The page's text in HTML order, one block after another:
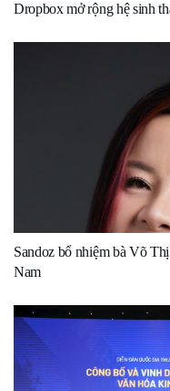
Dropbox mở rộng hệ sinh
Sandoz bổ nhiệm bà Võ
Nam